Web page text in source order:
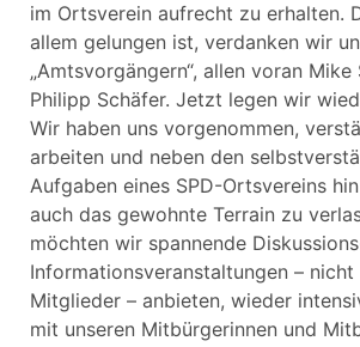
im Ortsverein aufrecht zu erhalten.
allem gelungen ist, verdanken wir
„Amtsvorgängern“, allen voran Mike
Philipp Schäfer. Jetzt legen wir
Wir haben uns vorgenommen,
arbeiten und neben den
Aufgaben eines SPD-Ortsvereins
auch das gewohnte Terrain zu
möchten wir spannende
Informationsveranstaltungen –
Mitglieder – anbieten, wieder
mit unseren Mitbürgerinnen und